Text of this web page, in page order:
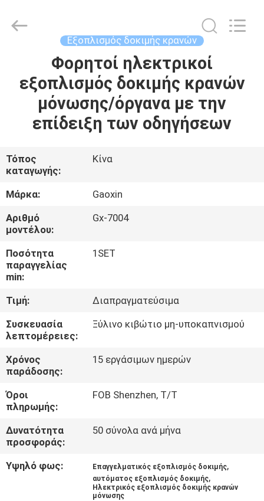
ΠΡΟΪΌΝΤΑ
ΕΜΕΊΣ
ΓΎΡΟΣ
ΕΡΓΟΣΤΑΣΊΩΝ
ΠΟΙΟΤΙΚΌΣ
ΈΛΕΓΧΟΣ
ΜΑΣ
ΕΛΆΤΕ
ΣΕ
ΕΠΑΦΉ
ΜΕ
ΕΙΔΉΣΕΙΣ
ΖΗΤΉΣΤΕ
Rights
Εξοπλισμός δοκιμής κρανών
Φορητοί ηλεκτρικοί
εξοπλισμός δοκιμής κρανών
μόνωσης/όργανα με την
επίδειξη των οδηγήσεων
Τόπος
καταγωγής:
Κίνα
Μάρκα:
Gaoxin
Αριθμό
μοντέλου:
Gx-7004
Ποσότητα
παραγγελίας
min:
1SET
Τιμή:
Διαπραγματεύσιμα
Συσκευασία
λεπτομέρειες:
Ξύλινο κιβώτιο μη-υποκαπνισμού
Χρόνος
παράδοσης:
15 εργάσιμων ημερών
Όροι
πληρωμής:
FOB Shenzhen, T/T
Δυνατότητα
προσφοράς:
50 σύνολα ανά μήνα
Υψηλό φως: Επαγγελματικός εξοπλισμός δοκιμής,
αυτόματος εξοπλισμός δοκιμής,
Ηλεκτρικός εξοπλισμός δοκιμής κρανών
μόνωσης